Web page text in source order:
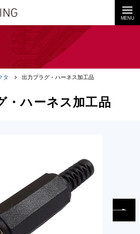
MENU
タ 出力プラグ・ハーネス加工品
・ハーネス加工品